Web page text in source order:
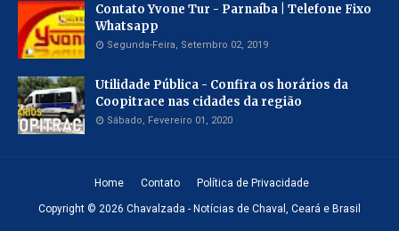
Contato Yvone Tur - Parnaíba | Telefone Fixo
Whatsapp
Segunda-Feira, Setembro 02, 2019
Utilidade Pública - Confira os horários da
Coopitrace nas cidades da região
Sábado, Fevereiro 01, 2020
Home Contato Política de Privacidade
Copyright © 2026 Chavalzada - Notícias de Chaval, Ceará e Brasil